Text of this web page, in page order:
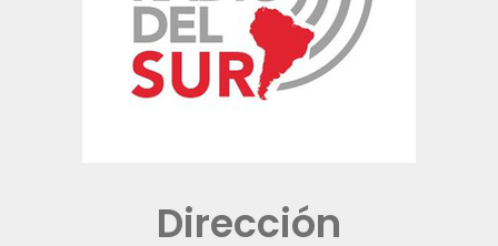
Dirección